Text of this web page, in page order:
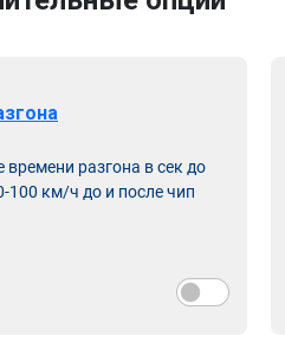
времени разгона в сек до
100 км/ч до и после чип